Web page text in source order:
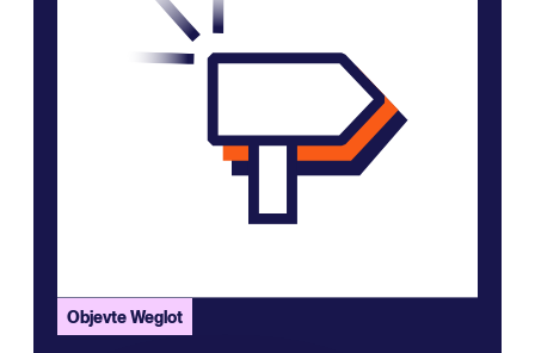
Objevte Weglot